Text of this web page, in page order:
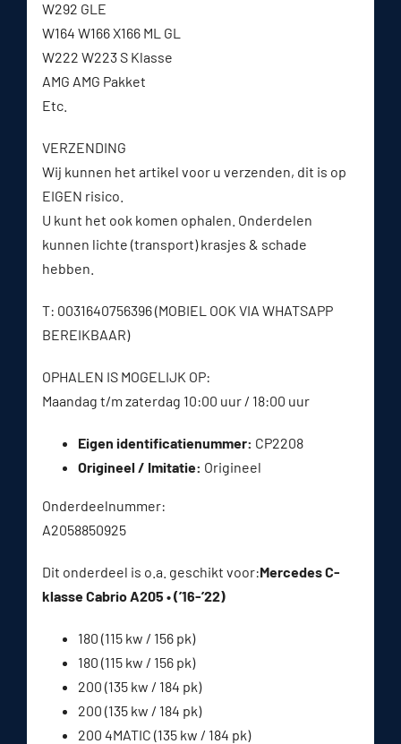
W292 GLE
W164 W166 X166 ML GL
W222 W223 S Klasse
AMG AMG Pakket
Etc.
VERZENDING
Wij kunnen het artikel voor u verzenden, dit is op
EIGEN risico.
U kunt het ook komen ophalen. Onderdelen
kunnen lichte (transport) krasjes & schade
hebben.
T: 0031640756396 (MOBIEL OOK VIA WHATSAPP
BEREIKBAAR)
OPHALEN IS MOGELIJK OP:
Maandag t/m zaterdag 10:00 uur / 18:00 uur
Eigen identificatienummer: CP2208
Origineel / Imitatie: Origineel
Onderdeelnummer:
A2058850925
Dit onderdeel is o.a. geschikt voor:Mercedes C-
klasse Cabrio A205 • (’16-’22)
180 (115 kw / 156 pk)
180 (115 kw / 156 pk)
200 (135 kw / 184 pk)
200 (135 kw / 184 pk)
200 4MATIC (135 kw / 184 pk)